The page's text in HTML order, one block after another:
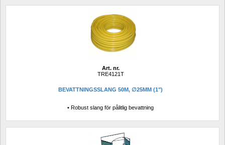
Art. nr.
TRE4121T
BEVATTNINGSSLANG 50M, ∅25MM (1")
• Robust slang för pålitlig bevattning